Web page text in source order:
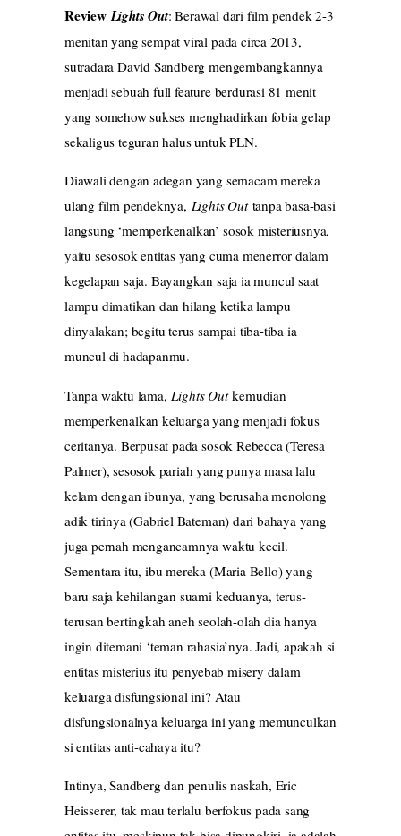
ReviewLights Out: Berawal dari film pendek 2-3
menitan yang sempat viral pada circa 2013,
sutradara David Sandberg mengembangkannya
menjadi sebuah full feature berdurasi 81 menit
yang somehow sukses menghadirkan fobia gelap
sekaligus teguran halus untuk PLN.
Diawali dengan adegan yang semacam mereka
ulang film pendeknya, Lights Out tanpa basa-basi
langsung ‘memperkenalkan’ sosok misteriusnya,
yaitu sesosok entitas yang cuma menerror dalam
kegelapan saja. Bayangkan saja ia muncul saat
lampu dimatikan dan hilang ketika lampu
dinyalakan; begitu terus sampai tiba-tiba ia
muncul di hadapanmu.
Tanpa waktu lama, Lights Outkemudian
memperkenalkan keluarga yang menjadi fokus
ceritanya. Berpusat pada sosok Rebecca (Teresa
Palmer), sesosok pariah yang punya masa lalu
kelam dengan ibunya, yang berusaha menolong
adik tirinya (Gabriel Bateman) dari bahaya yang
juga pernah mengancamnya waktu kecil.
Sementara itu, ibu mereka (Maria Bello) yang
baru saja kehilangan suami keduanya, terus-
terusan bertingkah aneh seolah-olah dia hanya
ingin ditemani ‘teman rahasia’nya. Jadi, apakah si
entitas misterius itu penyebab misery dalam
keluarga disfungsional ini? Atau
disfungsionalnya keluarga ini yang memunculkan
si entitas anti-cahaya itu?
Intinya, Sandberg dan penulis naskah, Eric
Heisserer, tak mau terlalu berfokus pada sang